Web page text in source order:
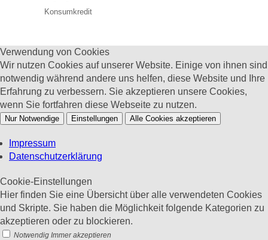
Konsumkredit
Verwendung von Cookies
Wir nutzen Cookies auf unserer Website. Einige von ihnen sind
notwendig während andere uns helfen, diese Website und Ihre
Erfahrung zu verbessern. Sie akzeptieren unsere Cookies,
wenn Sie fortfahren diese Webseite zu nutzen.
Nur Notwendige Einstellungen Alle Cookies akzeptieren
Impressum
Datenschutzerklärung
Cookie-Einstellungen
Hier finden Sie eine Übersicht über alle verwendeten Cookies
und Skripte. Sie haben die Möglichkeit folgende Kategorien zu
akzeptieren oder zu blockieren.
Notwendig Immer akzeptieren